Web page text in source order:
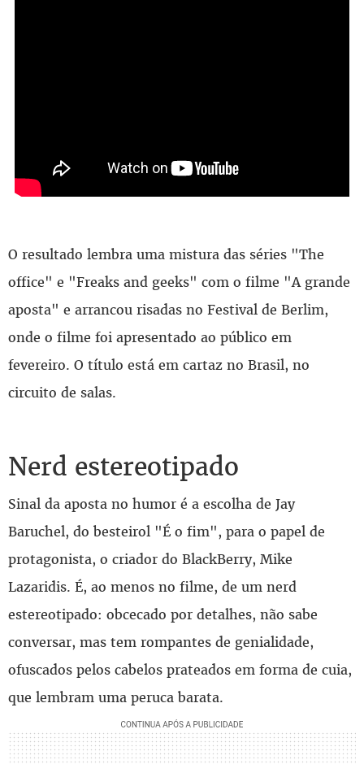
O resultado lembra uma mistura das séries "The
office" e "Freaks and geeks" com o filme "A grande
aposta" e arrancou risadas no Festival de Berlim,
onde o filme foi apresentado ao público em
fevereiro. O título está em cartaz no Brasil, no
circuito de salas.
Nerd estereotipado
Sinal da aposta no humor é a escolha de Jay
Baruchel, do besteirol "É o fim", para o papel de
protagonista, o criador do BlackBerry, Mike
Lazaridis. É, ao menos no filme, de um nerd
estereotipado: obcecado por detalhes, não sabe
conversar, mas tem rompantes de genialidade,
ofuscados pelos cabelos prateados em forma de cuia,
que lembram uma peruca barata.